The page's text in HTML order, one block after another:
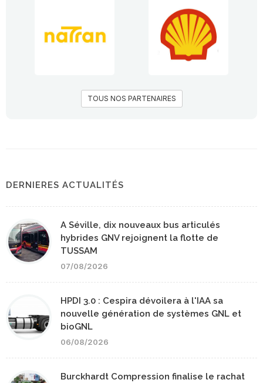
TOUS NOS PARTENAIRES
DERNIERES ACTUALITÉS
A Séville, dix nouveaux bus articulés
hybrides GNV rejoignent la flotte de
TUSSAM
07/08/2026
HPDI 3.0 : Cespira dévoilera à l'IAA sa
nouvelle génération de systèmes GNL et
bioGNL
06/08/2026
Burckhardt Compression finalise le rachat